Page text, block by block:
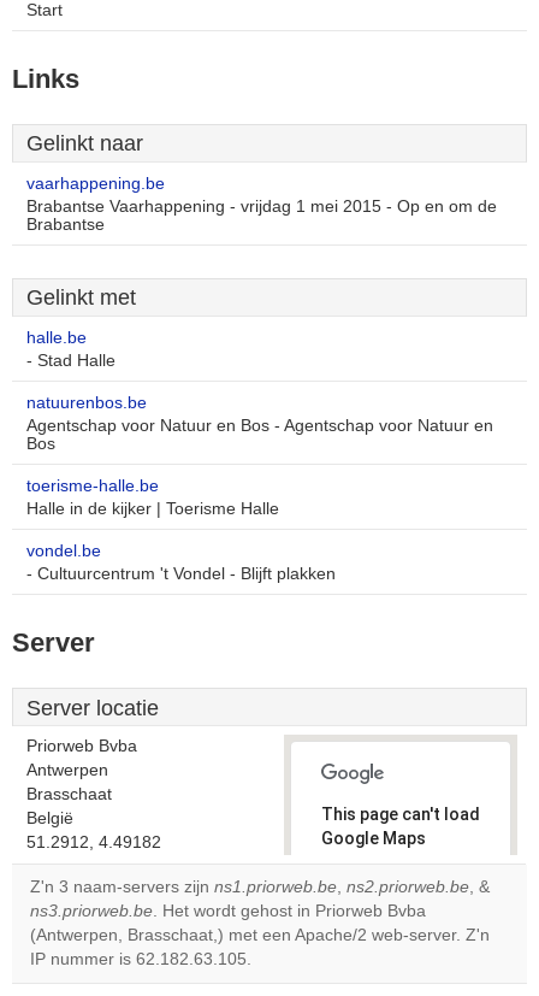
Start
Links
Gelinkt naar
vaarhappening.be
Brabantse Vaarhappening - vrijdag 1 mei 2015 - Op en om de
Brabantse
Gelinkt met
halle.be
- Stad Halle
natuurenbos.be
Agentschap voor Natuur en Bos - Agentschap voor Natuur en
Bos
toerisme-halle.be
Halle in de kijker | Toerisme Halle
vondel.be
- Cultuurcentrum 't Vondel - Blijft plakken
Server
Server locatie
Priorweb Bvba
Antwerpen
Brasschaat
België
51.2912, 4.49182
This page can't load
Google Maps
correctly.
Do you
own this
OK
Z'n 3 naam-servers zijn ns1.priorweb.be, ns2.priorweb.be, &
ns3.priorweb.be. Het wordt gehost in Priorweb Bvba
(Antwerpen, Brasschaat,) met een Apache/2 web-server. Z'n
IP nummer is 62.182.63.105.